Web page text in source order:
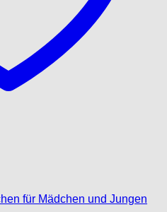
für Mädchen und Jungen